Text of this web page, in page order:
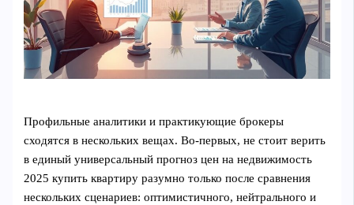
Профильные аналитики и практикующие брокеры
сходятся в нескольких вещах. Во‑первых, не стоит верить
в единый универсальный прогноз цен на недвижимость
2025 купить квартиру разумно только после сравнения
нескольких сценариев: оптимистичного, нейтрального и